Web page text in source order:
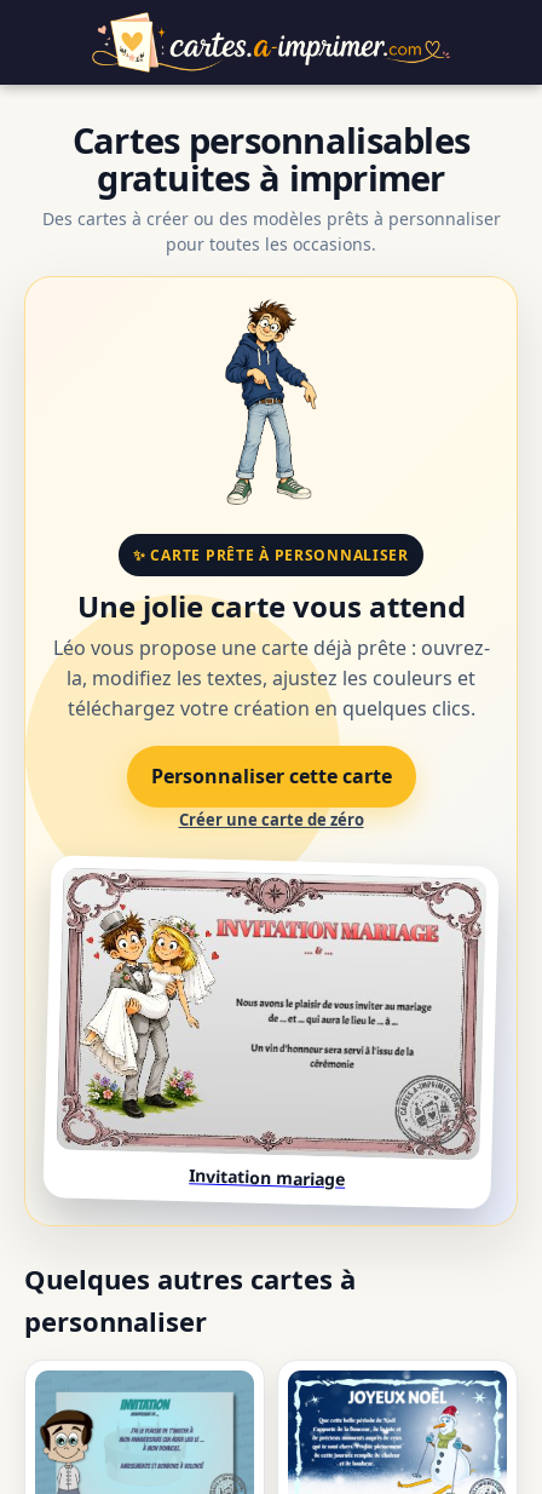
Cartes personnalisables
gratuites à imprimer
Des cartes à créer ou des modèles prêts à personnaliser
pour toutes les occasions.
✨ CARTE PRÊTE À PERSONNALISER
Une jolie carte vous attend
Léo vous propose une carte déjà prête : ouvrez-
la, modifiez les textes, ajustez les couleurs et
téléchargez votre création en quelques clics.
Personnaliser cette carte
Créer une carte de zéro
Invitation mariage
Quelques autres cartes à
personnaliser